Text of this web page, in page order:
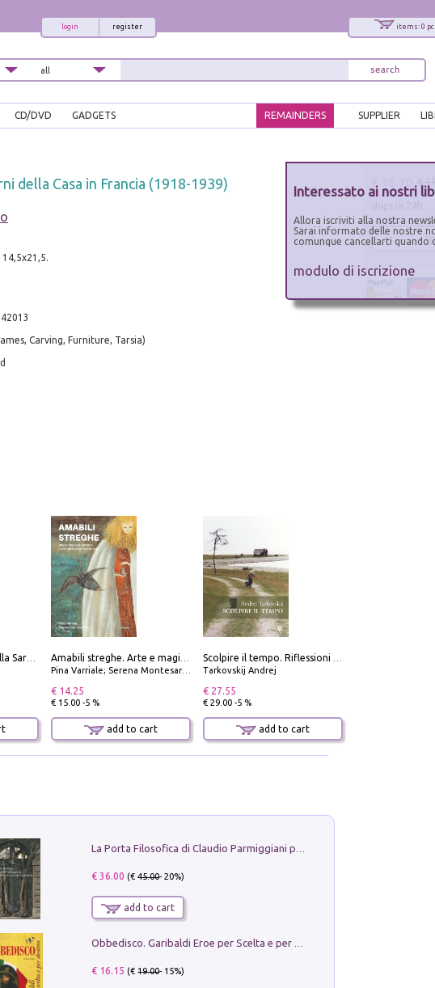
items: 0
register
login
CD/DVD GADGETS SUPPLIER
REMAINDERS
della Casa in Francia (1918-1939)
Carving, Furniture, Tarsia)
Pina Varriale; Serena Montesarchio
€ 14.25
€ 15.00 -5 %
add to cart
Tarkovskij Andrej
€ 27.55
€ 29.00 -5 %
add to cart
€ 36.00 (€45.00- 20%)
add to cart
€ 16.15 (€19.00- 15%)
€ 15.70
Interessato ai nostri
Allora iscriviti alla nostra
Sarai informato delle nostre
comunque cancellarti quando
modulo di iscrizione